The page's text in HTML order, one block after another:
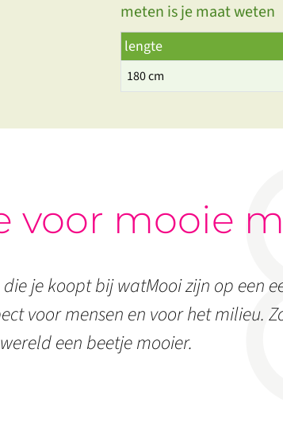
meten is je maat weten
lengte
180 cm
voor mooie
je koopt bij watMooi zijn op een
voor mensen en voor het milieu.
een beetje mooier.